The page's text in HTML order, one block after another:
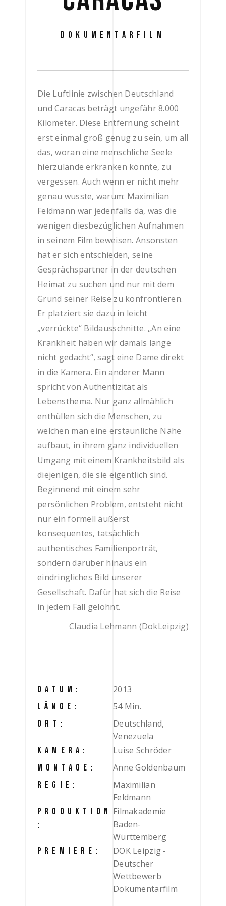
DOKUMENTARFILM
Die Luftlinie zwischen Deutschland
und Caracas beträgt ungefähr 8.000
Kilometer. Diese Entfernung scheint
erst einmal groß genug zu sein, um all
das, woran eine menschliche Seele
hierzulande erkranken könnte, zu
vergessen. Auch wenn er nicht mehr
genau wusste, warum: Maximilian
Feldmann war jedenfalls da, was die
wenigen diesbezüglichen Aufnahmen
in seinem Film beweisen. Ansonsten
hat er sich entschieden, seine
Gesprächspartner in der deutschen
Heimat zu suchen und nur mit dem
Grund seiner Reise zu konfrontieren.
Er platziert sie dazu in leicht
„verrückte“ Bildausschnitte. „An eine
Krankheit haben wir damals lange
nicht gedacht“, sagt eine Dame direkt
in die Kamera. Ein anderer Mann
spricht von Authentizität als
Lebensthema. Nur ganz allmählich
enthüllen sich die Menschen, zu
welchen man eine erstaunliche Nähe
aufbaut, in ihrem ganz individuellen
Umgang mit einem Krankheitsbild als
diejenigen, die sie eigentlich sind.
Beginnend mit einem sehr
persönlichen Problem, entsteht nicht
nur ein formell äußerst
konsequentes, tatsächlich
authentisches Familienporträt,
sondern darüber hinaus ein
eindringliches Bild unserer
Gesellschaft. Dafür hat sich die Reise
in jedem Fall gelohnt.
Claudia Lehmann (DokLeipzig)
DATUM: 2013
LÄNGE: 54 Min.
ORT:
Deutschland,
Venezuela
KAMERA: Luise Schröder
MONTAGE: Anne Goldenbaum
REGIE:
Maximilian
Feldmann
PRODUKTION
:
Filmakademie
Baden-
Württemberg
PREMIERE:
DOK Leipzig -
Deutscher
Wettbewerb
Dokumentarfilm